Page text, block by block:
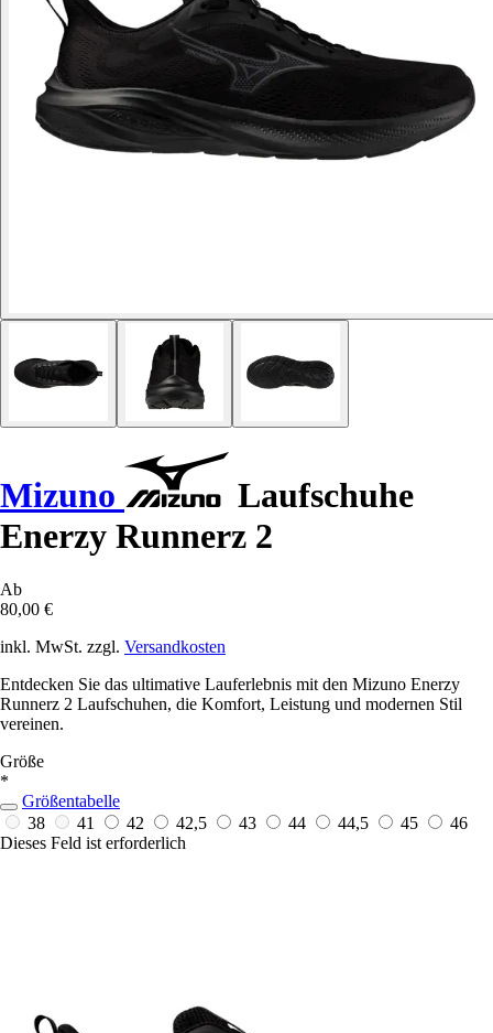
Mizuno
Laufschuhe
Enerzy Runnerz 2
Ab
80,00 €
inkl. MwSt. zzgl. Versandkosten
Entdecken Sie das ultimative Lauferlebnis mit den Mizuno Enerzy
Runnerz 2 Laufschuhen, die Komfort, Leistung und modernen Stil
vereinen.
Größe
*
Größentabelle
38
41 42 42,5 43 44 44,5 45
46
Dieses Feld ist erforderlich